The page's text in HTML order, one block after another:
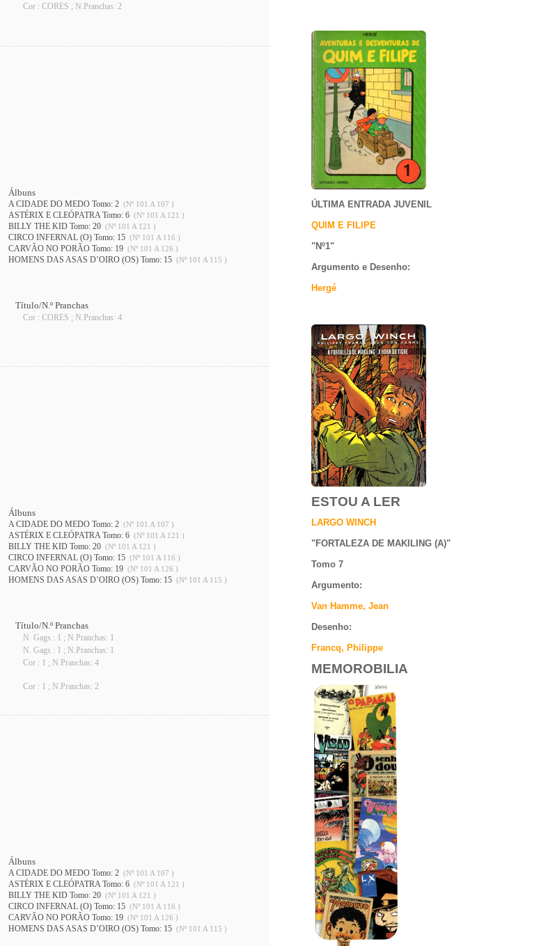
Cor : CORES ; N.Pranchas: 2
Álbuns
A CIDADE DO MEDO Tomo: 2 (Nº 101 A 107 )
ASTÉRIX E CLEÓPATRA Tomo: 6 (Nº 101 A 121 )
BILLY THE KID Tomo: 20 (Nº 101 A 121 )
CIRCO INFERNAL (O) Tomo: 15 (Nº 101 A 116 )
CARVÃO NO PORÃO Tomo: 19 (Nº 101 A 126 )
HOMENS DAS ASAS D’OIRO (OS) Tomo: 15 (Nº 101 A 115 )
Título/N.º Pranchas
Cor : CORES ; N.Pranchas: 4
Álbuns
A CIDADE DO MEDO Tomo: 2 (Nº 101 A 107 )
ASTÉRIX E CLEÓPATRA Tomo: 6 (Nº 101 A 121 )
BILLY THE KID Tomo: 20 (Nº 101 A 121 )
CIRCO INFERNAL (O) Tomo: 15 (Nº 101 A 116 )
CARVÃO NO PORÃO Tomo: 19 (Nº 101 A 126 )
HOMENS DAS ASAS D’OIRO (OS) Tomo: 15 (Nº 101 A 115 )
Título/N.º Pranchas
N. Gags : 1 ; N.Pranchas: 1
N. Gags : 1 ; N.Pranchas: 1
Cor : 1 ; N.Pranchas: 4
Cor : 1 ; N.Pranchas: 2
Álbuns
A CIDADE DO MEDO Tomo: 2 (Nº 101 A 107 )
ASTÉRIX E CLEÓPATRA Tomo: 6 (Nº 101 A 121 )
BILLY THE KID Tomo: 20 (Nº 101 A 121 )
CIRCO INFERNAL (O) Tomo: 15 (Nº 101 A 116 )
CARVÃO NO PORÃO Tomo: 19 (Nº 101 A 126 )
HOMENS DAS ASAS D’OIRO (OS) Tomo: 15 (Nº 101 A 115 )
ÚLTIMA ENTRADA JUVENIL
QUIM E FILIPE
"Nº1"
Argumento e Desenho:
Hergé
ESTOU A LER
LARGO WINCH
"FORTALEZA DE MAKILING (A)"
Tomo 7
Argumento:
Van Hamme, Jean
Desenho:
Francq, Philippe
MEMOROBILIA